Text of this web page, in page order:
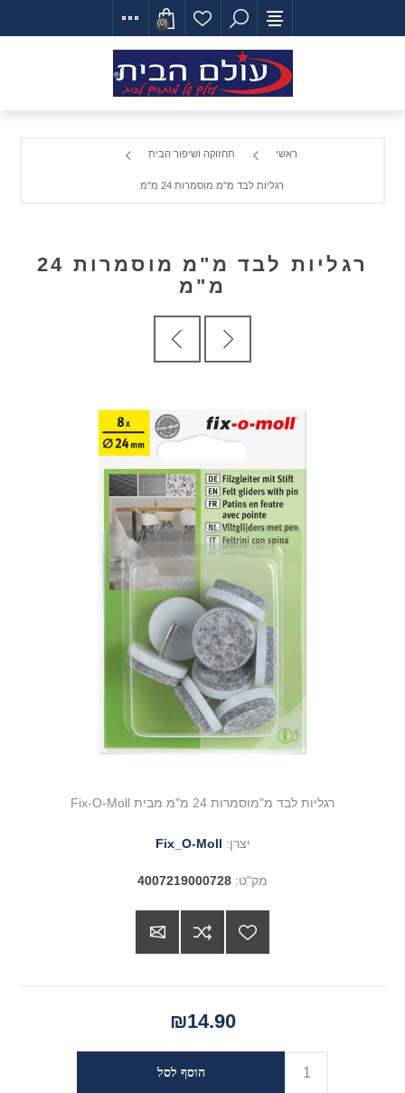
(0)
ראשי תחזוקה ושיפור הבית
רגליות לבד מ"מ מוסמרות 24 מ"מ
רגליות לבד מ"מ מוסמרות 24
מ"מ
רגליות לבד מ"מוסמרות 24 מ"מ מבית Fix-O-Moll
יצרן: Fix_O-Moll
מק"ט: 4007219000728
₪14.90